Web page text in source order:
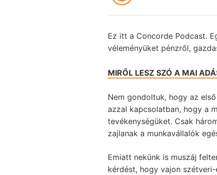
Ez itt a Concorde Podcast.
véleményüket pénzről,
MIRŐL LESZ SZÓ A MAI
Nem gondoltuk, hogy az
azzal kapcsolatban, hogy a
tevékenységüket. Csak
zajlanak a munkavállalók
Emiatt nekünk is muszáj
kérdést, hogy vajon